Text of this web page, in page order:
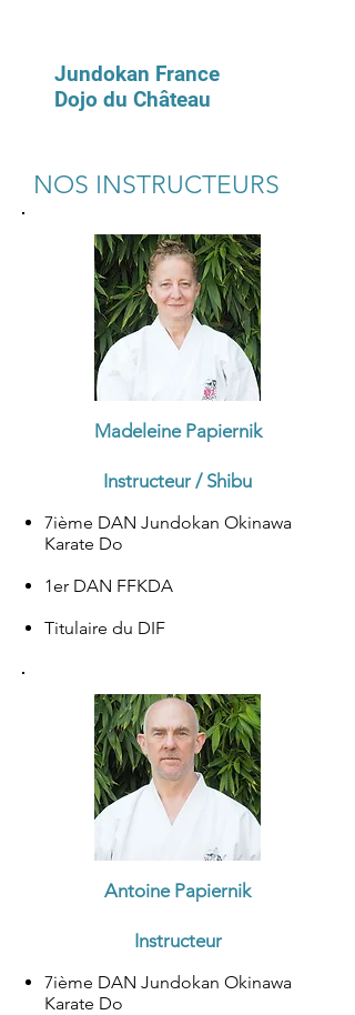
Jundokan France
Dojo du Château
NOS INSTRUCTEURS
Madeleine Papiernik
Instructeur / Shibu
7ième DAN Jundokan Okinawa
Karate Do
1er DAN FFKDA
Titulaire du DIF​
Antoine Papiernik
Instructeur
7ième DAN Jundokan Okinawa
Karate Do